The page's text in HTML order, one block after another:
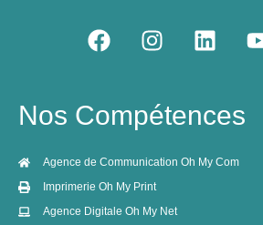
F
a
b
o
k
I
n
a
r
a
m
L
i
e
i
Nos Compétences
Agence de Communication Oh My Com
Imprimerie Oh My Print
Agence Digitale Oh My Net